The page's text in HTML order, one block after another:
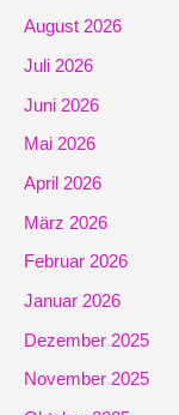
August 2026
Juli 2026
Juni 2026
Mai 2026
April 2026
März 2026
Februar 2026
Januar 2026
Dezember 2025
November 2025